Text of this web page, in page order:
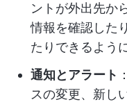
ントが外出先か
情報を確認した
たりできるよう
通知とアラート
スの変更、新し